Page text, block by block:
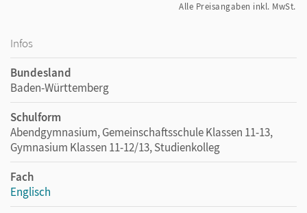
Alle Preisangaben inkl. MwSt.
Infos
Bundesland
Baden-Württemberg
Schulform
Abendgymnasium, Gemeinschaftsschule Klassen 11-13,
Gymnasium Klassen 11-12/13, Studienkolleg
Fach
Englisch